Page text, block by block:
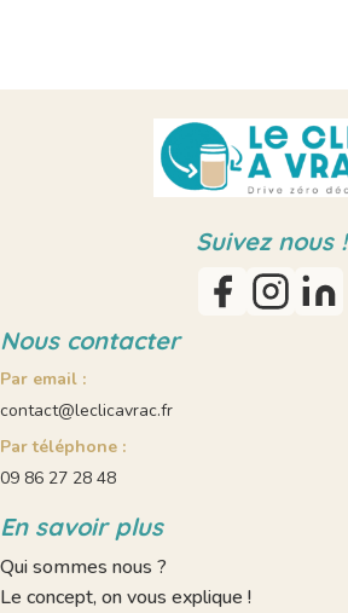
Nous contacter
Par email :
contact@leclicavrac.fr
Par téléphone :
09 86 27 28 48
En savoir plus
Qui sommes nous ?
Le concept, on vous explique !
Suivez nous !